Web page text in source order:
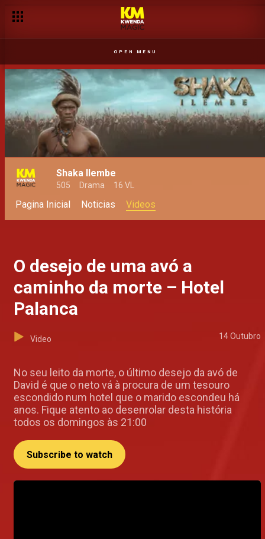
OPEN MENU
Shaka Ilembe
505 Drama 16 VL
Pagina Inicial Noticias Videos
O desejo de uma avó a
caminho da morte – Hotel
Palanca
Video 14 Outubro
No seu leito da morte, o último desejo da avó de
David é que o neto vá à procura de um tesouro
escondido num hotel que o marido escondeu há
anos. Fique atento ao desenrolar desta história
todos os domingos às 21:00
Subscribe to watch